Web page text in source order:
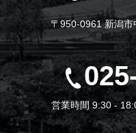
〒950-0961 新潟
営業時間 9:30 -